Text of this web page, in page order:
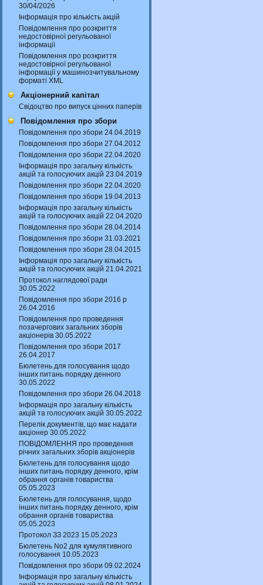
30/04/2026
Інформація про кількість акцій
Повідомлення про розкриття
недостовірної регульованої
інформації
Повідомлення про розкриття
недостовірної регульованої
інформації у машинозчитувальному
форматі XML
Акціонерний капітал
Свідоцтво про випуск цінних паперів
Повідомлення про збори
Повідомлення про збори 24.04.2019
Повідомлення про збори 27.04.2012
Повідомлення про збори 22.04.2020
Інформація про загальну кількість
акцій та голосуючих акцій 23.04.2019
Повідомлення про збори 22.04.2020
Повідомлення про збори 19.04.2013
Інформація про загальну кількість
акцій та голосуючих акцій 22.04.2020
Повідомлення про збори 28.04.2014
Повідомлення про збори 31.03.2021
Повідомлення про збори 28.04.2015
Інформація про загальну кількість
акцій та голосуючих акцій 21.04.2021
Протокол наглядової ради
30.05.2022
Повідомлення про збори 2016 р
26.04.2016
Повідомлення про проведення
позачергових загальних зборів
акціонерів 30.05.2022
Повідомлення про збори 2017
26.04.2017
Бюлетень для голосування щодо
інших питань порядку денного
30.05.2022
Повідомлення про збори 26.04.2018
Інформація про загальну кількість
акцій та голосуючих акцій 30.05.2022
Перелік документів, що має надати
акціонер 30.05.2022
ПОВІДОМЛЕННЯ про проведення
річних загальних зборів акціонерів
Бюлетень для голосування щодо
інших питань порядку денного, крім
обрання органів товариства
05.05.2023
Бюлетень для голосування, щодо
інших питань порядку денного, крім
обрання органів товариства
05.05.2023
Протокол ЗЗ 2023 15.05.2023
Бюлетень No2 для кумулятивного
голосування 10.05.2023
Повідомлення про збори 09.02.2024
Інформація про загальну кількість